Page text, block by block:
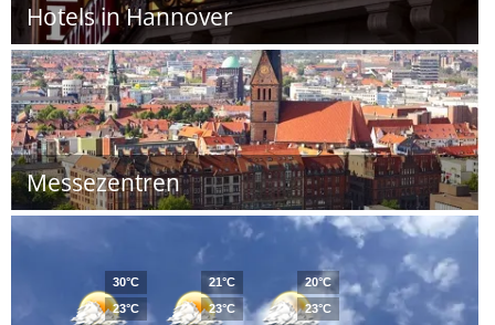
Hotels in Hannover
Messezentren
30°C
23°C
21°C
23°C
20°C
23°C